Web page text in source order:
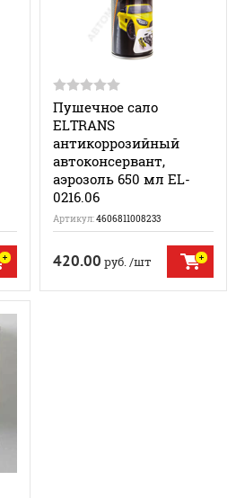
Пушечное сало
ELTRANS
антикоррозийный
автоконсервант,
аэрозоль 650 мл EL-
0216.06
Артикул:4606811008233
420.00 руб./шт